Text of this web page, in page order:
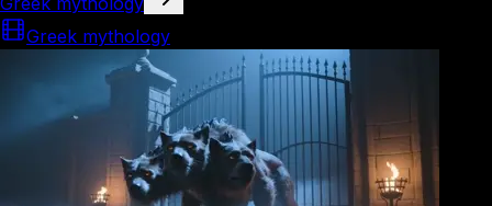
Greek mythology